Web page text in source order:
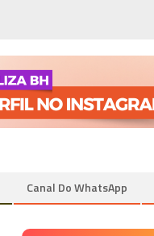
Canal Do WhatsApp